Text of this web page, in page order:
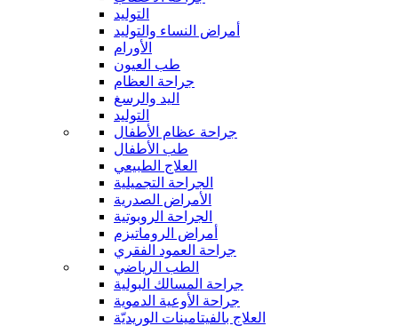
التوليد
أمراض النساء والتوليد
الأورام
طب العيون
جراحة العظام
اليد والرسغ
التوليد
جراحة عظام الأطفال
طب الأطفال
العلاج الطبيعي
الجراحة التجميلية
الأمراض الصدرية
الجراحة الروبوتية
أمراض الروماتيزم
جراحة العمود الفقري
الطب الرياضي
جراحة المسالك البولية
جراحة الأوعية الدموية
العلاج بالفيتامينات الوريديّة